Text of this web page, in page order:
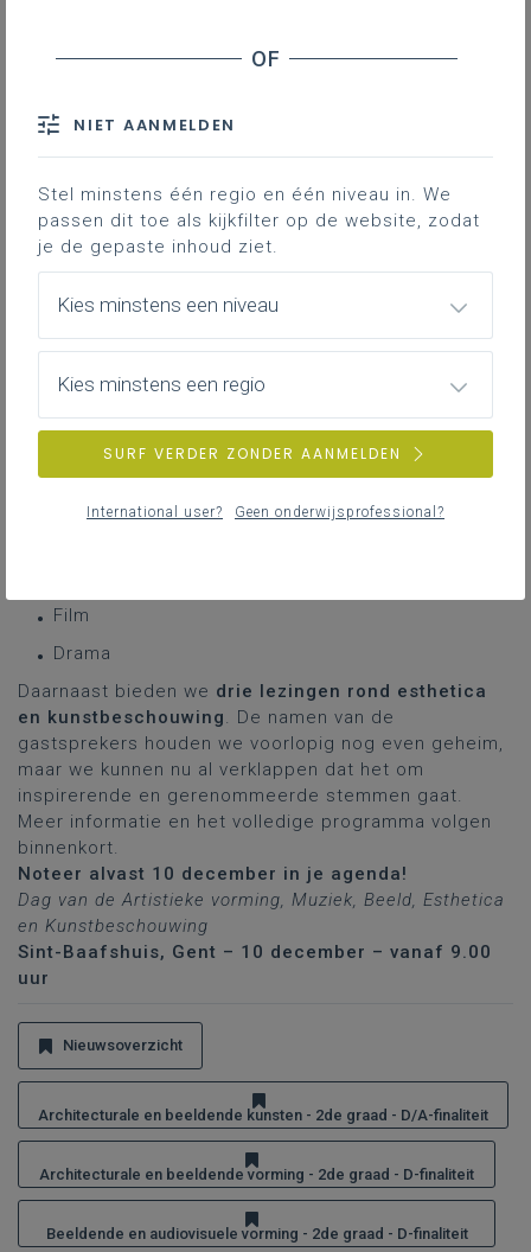
Start om 9.00 uur
Reserveer alvast deze datum in je agenda voor een
inspirerende dag vol ontmoeting, verdieping en
rond
onder meer:
Muziek
Bodypercussie
Choreografie
Film
Drama
Daarnaast bieden we drie lezingen rond esthetica
en kunstbeschouwing. De namen van de
gastsprekers houden we voorlopig nog even geheim,
maar we kunnen nu al verklappen dat het om
inspirerende en gerenommeerde stemmen gaat.
Meer informatie en het volledige programma volgen
binnenkort.
Noteer alvast 10 december in je agenda!
Dag van de Artistieke vorming, Muziek, Beeld, Esthetica
en Kunstbeschouwing
Sint-Baafshuis, Gent – 10 december – vanaf 9.00
uur
Nieuwsoverzicht
Architecturale en beeldende kunsten - 2de graad - D/A-finaliteit
Architecturale en beeldende vorming - 2de graad - D-finaliteit
Beeldende en audiovisuele vorming - 2de graad - D-finaliteit
NIET AANMELDEN
Stel minstens één regio en één niveau in. We
passen dit toe als kijkfilter op de website, zodat
je de gepaste inhoud ziet.
Kies minstens een niveau
Kies minstens een regio
SURF VERDER ZONDER AANMELDEN
International user? Geen onderwijsprofessional?